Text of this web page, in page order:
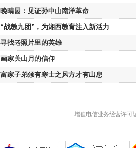
晚晴园：见证孙中山南洋革命
“战教九团”，为湘西教育注入新活力
寻找老照片里的英雄
画家关山月的信仰
富家子弟须有寒士之风方才有出息
增值电信业务经营许